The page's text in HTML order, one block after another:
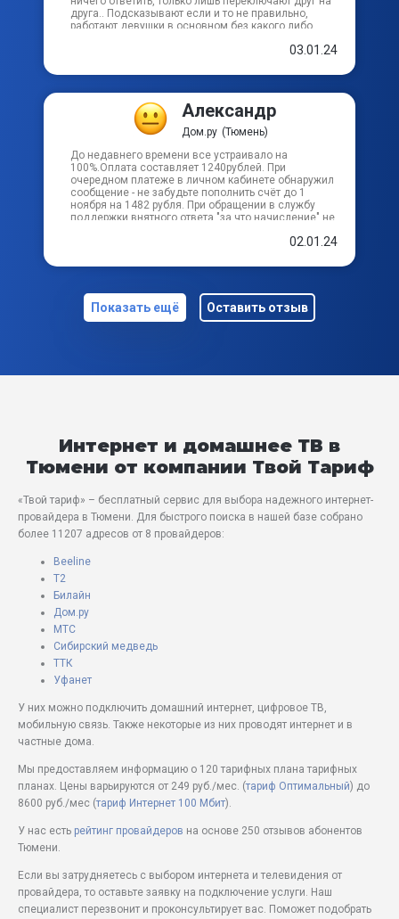
друга.. Подсказывают если и то не правильно,
работают девушки в основном без какого либо
03.01.24
Александр
Дом.ру (Тюмень)
До недавнего времени все устраивало на
100%.Оплата составляет 1240рублей. При
очередном платеже в личном кабинете обнаружил
сообщение - не забудьте пополнить счёт до 1
ноября на 1482 рубля. При обращении в службу
поддержки внятного ответа "за что начисление" не
первый случай по завышению стоимости услуг.
договора 274002173463.
02.01.24
Показать ещё Оставить отзыв
Интернет и домашнее ТВ в
Тюмени от компании Твой Тариф
«Твой тариф» – бесплатный сервис для выбора надежного интернет-
провайдера в Тюмени. Для быстрого поиска в нашей базе собрано
более 11207 адресов от 8 провайдеров:
Beeline
T2
Билайн
Дом.ру
МТС
Сибирский медведь
ТТК
Уфанет
У них можно подключить домашний интернет, цифровое ТВ,
мобильную связь. Также некоторые из них проводят интернет и в
частные дома.
Мы предоставляем информацию о 120 тарифных плана тарифных
планах. Цены варьируются от 249 руб./мес. (тариф Оптимальный) до
8600 руб./мес (тариф Интернет 100 Мбит).
У нас есть рейтинг провайдеров на основе 250 отзывов абонентов
Тюмени.
Если вы затрудняетесь с выбором интернета и телевидения от
провайдера, то оставьте заявку на подключение услуги. Наш
специалист перезвонит и проконсультирует вас. Поможет подобрать